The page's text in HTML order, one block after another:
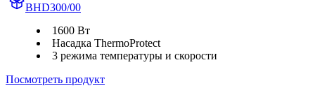
BHD300/00
1600 Вт
Насадка ThermoProtect
3 режима температуры и скорости
Посмотреть продукт